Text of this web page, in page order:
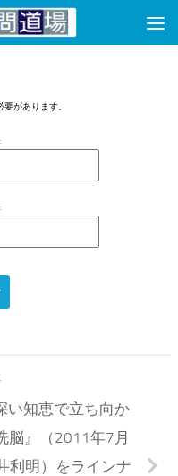
があります。
い知恵で立ち向か
』（2011年7月
利明）をラインナ